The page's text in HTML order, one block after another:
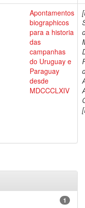
Apontamentos
biographicos
para a historia
das
campanhas
do Uruguay e
Paraguay
desde
MDCCCLXIV
1